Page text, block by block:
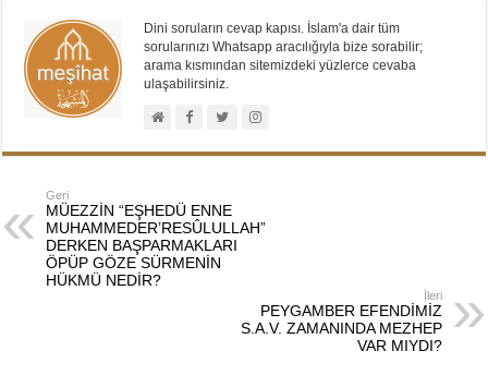
Dini soruların cevap kapısı. İslam'a dair tüm
sorularınızı Whatsapp aracılığıyla bize sorabilir;
arama kısmından sitemizdeki yüzlerce cevaba
ulaşabilirsiniz.
Geri
MÜEZZİN “EŞHEDÜ ENNE
MUHAMMEDER’RESÛLULLAH”
DERKEN BAŞPARMAKLARI
ÖPÜP GÖZE SÜRMENİN
HÜKMÜ NEDİR?
İleri
PEYGAMBER EFENDİMİZ
S.A.V. ZAMANINDA MEZHEP
VAR MIYDI?